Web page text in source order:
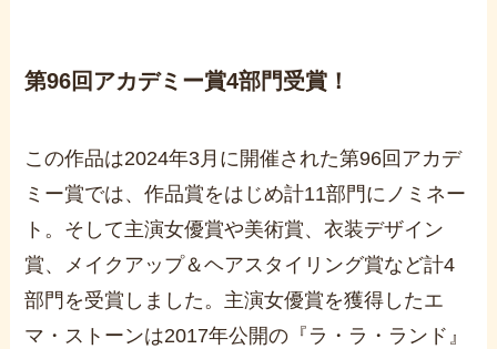
第96回アカデミー賞4部門受賞！
この作品は2024年3 月に開催された第96回アカデ
ミー賞では、作品賞をはじめ計11部門にノミネー
ト。そして主演女優賞や美術賞、衣装デザイン
賞、メイクアップ＆ヘアスタイリング賞など計4
部門を受賞しました。主演女優賞を獲得したエ
マ・ストーンは2017年公開の『ラ・ラ・ランド』